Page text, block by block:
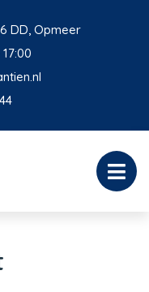
DD, Opmeer